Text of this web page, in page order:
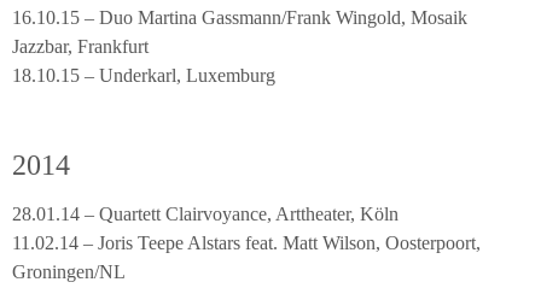
16.10.15 – Duo Martina Gassmann/Frank Wingold, Mosaik
Jazzbar, Frankfurt
18.10.15 – Underkarl, Luxemburg
2014
28.01.14 – Quartett Clairvoyance, Arttheater, Köln
11.02.14 – Joris Teepe Alstars feat. Matt Wilson, Oosterpoort,
Groningen/NL